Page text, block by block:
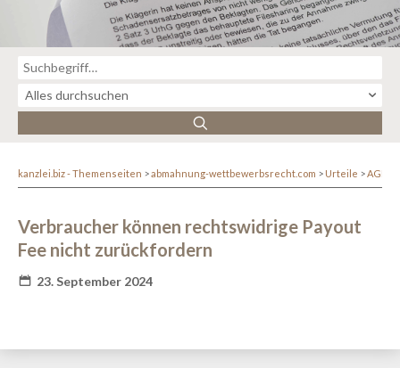
kanzlei.biz - Themenseiten abmahnung-wettbewerbsrecht.com Urteile AGB-
Verbraucher können rechtswidrige Payout
Fee nicht zurückfordern
23. September 2024